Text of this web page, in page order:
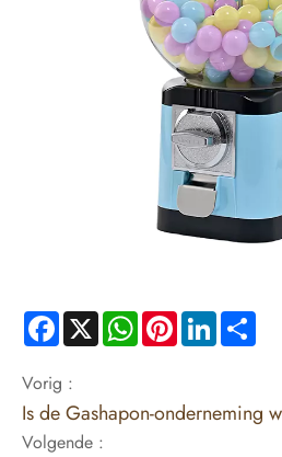
Facebook
X WhatsApp
PinterestLinkedIn
Vorig :
Is de Gashapon-onderneming
Volgende :